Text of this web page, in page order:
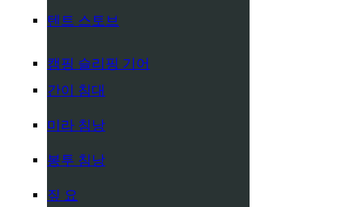
텐트 스토브
캠핑 슬리핑 기어
간이 침대
미라 침낭
봉투 침낭
짚 요